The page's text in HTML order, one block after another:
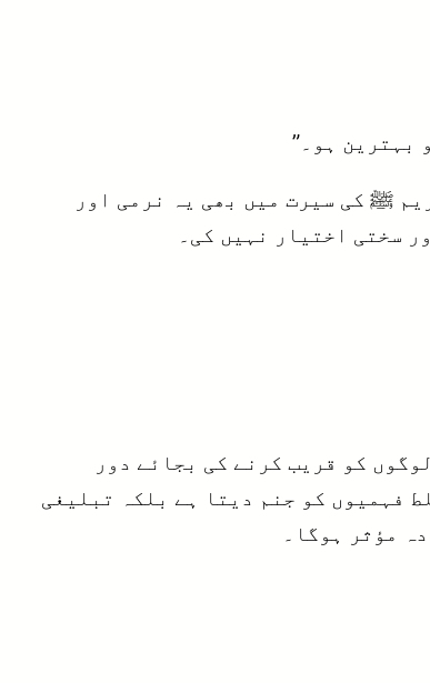
بہترین ہو۔”
ﷺ کی سیرت میں بھی یہ نرمی اور
سختی اختیار نہیں کی۔
کو قریب کرنے کی بجائے دور
فہمیوں کو جنم دیتا ہے بلکہ تبلیغی
مؤثر ہوگا۔